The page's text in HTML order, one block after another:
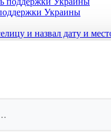
Украины
и назвал дату и место